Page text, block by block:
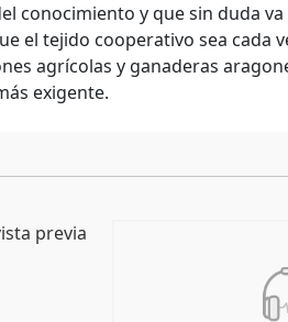
conocimiento y que sin duda
el tejido cooperativo sea cada
agrícolas y ganaderas
exigente.